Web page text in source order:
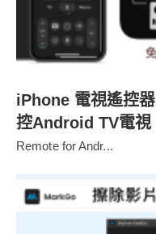
iPhone 電視遙控
控Android TV電視
Remote for Andr...